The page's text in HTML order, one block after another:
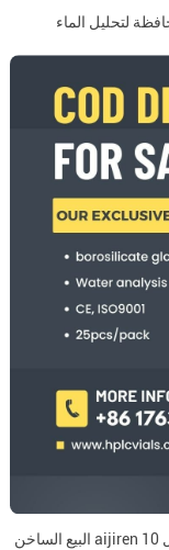
لتحليل الماء
البيع الساخن aijiren 10 مل من الزجاج المختبر تحليل المياه واضحة تحليل